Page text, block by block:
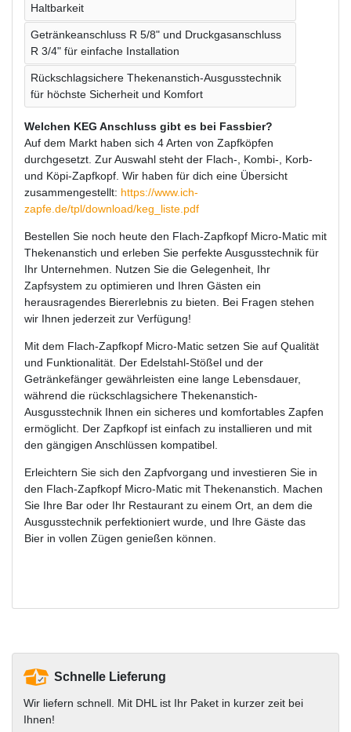
Haltbarkeit
Getränkeanschluss R 5/8" und Druckgasanschluss
R 3/4" für einfache Installation
Rückschlagsichere Thekenanstich-Ausgusstechnik
für höchste Sicherheit und Komfort
Welchen KEG Anschluss gibt es bei Fassbier?
Auf dem Markt haben sich 4 Arten von Zapfköpfen
durchgesetzt. Zur Auswahl steht der Flach-, Kombi-, Korb-
und Köpi-Zapfkopf. Wir haben für dich eine Übersicht
zusammengestellt: https://www.ich-
zapfe.de/tpl/download/keg_liste.pdf
Bestellen Sie noch heute den Flach-Zapfkopf Micro-Matic mit
Thekenanstich und erleben Sie perfekte Ausgusstechnik für
Ihr Unternehmen. Nutzen Sie die Gelegenheit, Ihr
Zapfsystem zu optimieren und Ihren Gästen ein
herausragendes Biererlebnis zu bieten. Bei Fragen stehen
wir Ihnen jederzeit zur Verfügung!
Mit dem Flach-Zapfkopf Micro-Matic setzen Sie auf Qualität
und Funktionalität. Der Edelstahl-Stößel und der
Getränkefänger gewährleisten eine lange Lebensdauer,
während die rückschlagsichere Thekenanstich-
Ausgusstechnik Ihnen ein sicheres und komfortables Zapfen
ermöglicht. Der Zapfkopf ist einfach zu installieren und mit
den gängigen Anschlüssen kompatibel.
Erleichtern Sie sich den Zapfvorgang und investieren Sie in
den Flach-Zapfkopf Micro-Matic mit Thekenanstich. Machen
Sie Ihre Bar oder Ihr Restaurant zu einem Ort, an dem die
Ausgusstechnik perfektioniert wurde, und Ihre Gäste das
Bier in vollen Zügen genießen können.
Schnelle Lieferung
Wir liefern schnell. Mit DHL ist Ihr Paket in kurzer zeit bei
Ihnen!